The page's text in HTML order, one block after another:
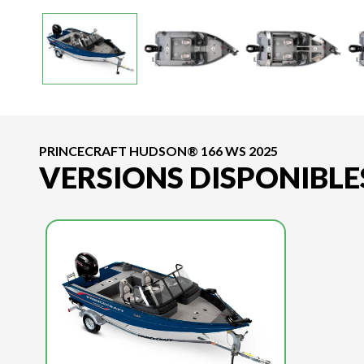
PRINCECRAFT HUDSON® 166 WS 2025
VERSIONS